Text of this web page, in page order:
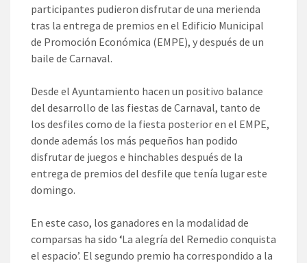
participantes pudieron disfrutar de una merienda
tras la entrega de premios en el Edificio Municipal
de Promoción Económica (EMPE), y después de un
baile de Carnaval.
Desde el Ayuntamiento hacen un positivo balance
del desarrollo de las fiestas de Carnaval, tanto de
los desfiles como de la fiesta posterior en el EMPE,
donde además los más pequeños han podido
disfrutar de juegos e hinchables después de la
entrega de premios del desfile que tenía lugar este
domingo.
En este caso, los ganadores en la modalidad de
comparsas ha sido ‘La alegría del Remedio conquista
el espacio’. El segundo premio ha correspondido a la